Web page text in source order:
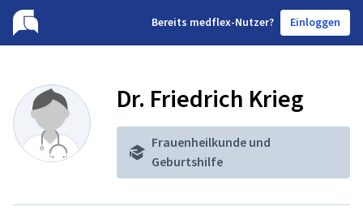
Bereits medflex-Nutzer? Einloggen
Dr. Friedrich Krieg
Frauenheilkunde und
Geburtshilfe